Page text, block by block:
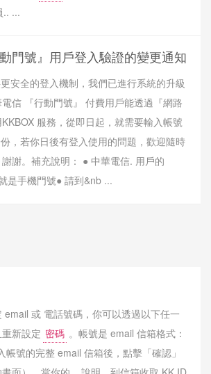
.. ...
門號』用戶登入驗證的變更通知
安全的登入機制，我們已進行系統的升級
信 『行動門號』 付費用戶能透過『網路
服務，從即日起，就需要輸入帳號
，若你日後有登入使用的問題，歡迎隨時
謝。補充說明： ● 中華電信. 用戶的
是手機門號● 請到&nb ...
email 或 電話號碼，你可以透過以下任一
新設定 密碼 。帳號是 email 信箱格式：
帳號的完整 email 信箱後，點擊「確認」